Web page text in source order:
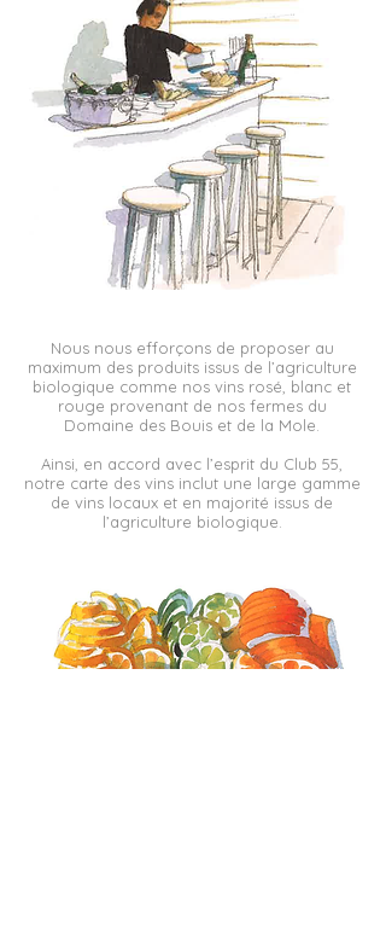
Nous nous efforçons de proposer au
maximum des produits issus de l’agriculture
biologique comme nos vins rosé, blanc et
rouge provenant de nos fermes du
Domaine des Bouis et de la Mole.
Ainsi, en accord avec l’esprit du Club 55,
notre carte des vins inclut une large gamme
de vins locaux et en majorité issus de
l’agriculture biologique.